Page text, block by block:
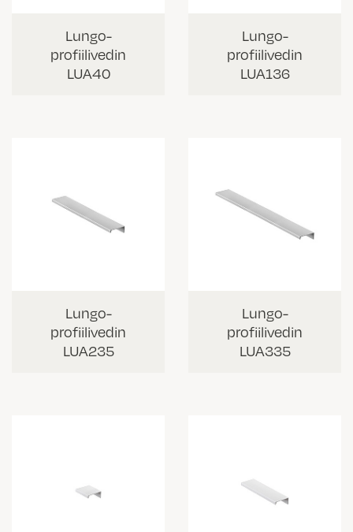
Lungo-
profiilivedin
LUA40
Lungo-
profiilivedin
LUA136
Lungo-
profiilivedin
LUA235
Lungo-
profiilivedin
LUA335